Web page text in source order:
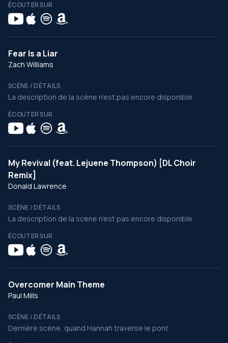
ÉCOUTER SUR
Fear Is a Liar
Zach Williams
SCÈNE / DÉTAILS
La description de la scène n’est pas encore disponible.
ÉCOUTER SUR
My Revival (feat. Lejuene Thompson) [DL Choir
Remix]
Donald Lawrence
SCÈNE / DÉTAILS
La description de la scène n’est pas encore disponible.
ÉCOUTER SUR
Overcomer Main Theme
Paul Mills
SCÈNE / DÉTAILS
Dernière scène, quand Hannah traverse le pont.